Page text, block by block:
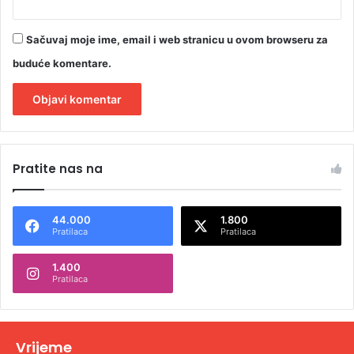
Sačuvaj moje ime, email i web stranicu u ovom browseru za
buduće komentare.
t
n
t
v
Pratite nas na
44.000
Pratilaca
1.800
Pratilaca
1.400
Pratilaca
Vrijeme